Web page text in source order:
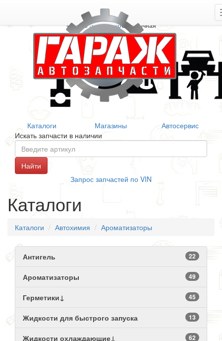
+7 906 377 46 46Справочная
Каталоги Магазины
Автосервис
Искать запчасти в наличии
Запрос запчастей по VIN
Каталоги
Каталоги Автохимия Ароматизаторы
Антигель 22
Ароматизаторы 49
Герметики↓ 45
Жидкости для быстрого запуска 13
Жидкости охлаждающие↓ 62